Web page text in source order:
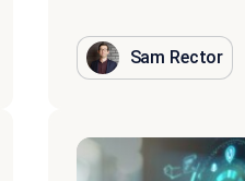
Sam Rector